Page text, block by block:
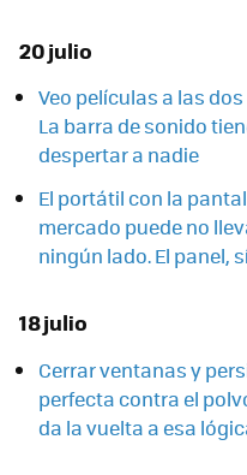
20 julio
Veo películas a las
La barra de sonido
despertar a nadie
El portátil con la
mercado puede no
ningún lado. El panel,
18 julio
Cerrar ventanas y
perfecta contra el
da la vuelta a esa